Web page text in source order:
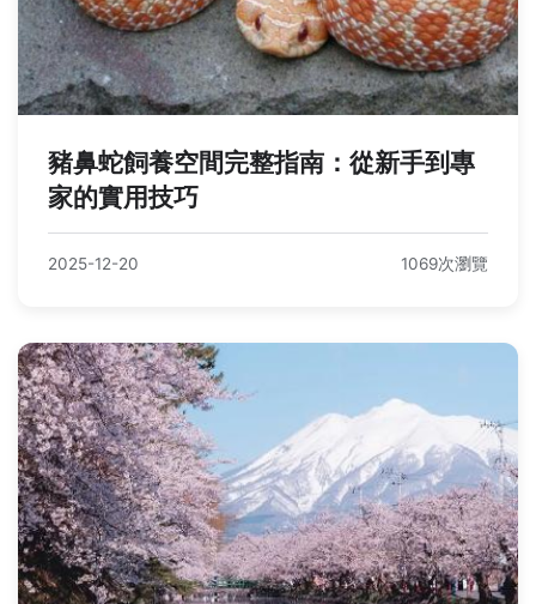
豬鼻蛇飼養空間完整指南：從新手到專
家的實用技巧
2025-12-20 1069次瀏覽